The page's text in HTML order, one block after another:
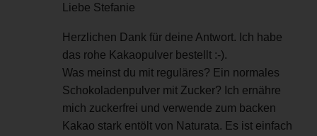
Liebe Stefanie
Herzlichen Dank für deine Antwort. Ich habe
das rohe Kakaopulver bestellt :-).
Was meinst du mit reguläres? Ein normales
Schokoladenpulver mit Zucker? Ich ernähre
mich zuckerfrei und verwende zum backen
Kakao stark entölt von Naturata. Es ist einfach